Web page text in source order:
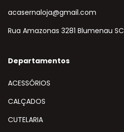
acasernaloja@gmail.com
Rua Amazonas 3281 Blumenau SC
Departamentos
ACESSÓRIOS
CALÇADOS
CUTELARIA